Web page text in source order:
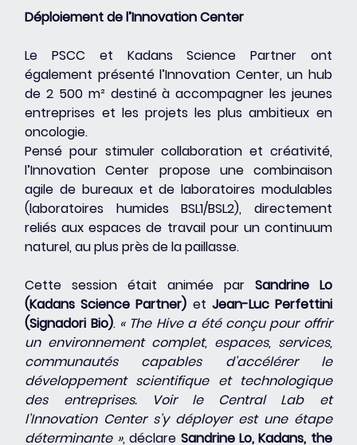
Déploiement de l’Innovation Center
Le PSCC et Kadans Science Partner ont
également présenté l’Innovation Center, un hub
de 2 500 m² destiné à accompagner les jeunes
entreprises et les projets les plus ambitieux en
oncologie.
Pensé pour stimuler collaboration et créativité,
l’Innovation Center propose une combinaison
agile de bureaux et de laboratoires modulables
(laboratoires humides BSL1/BSL2), directement
reliés aux espaces de travail pour un continuum
naturel, au plus près de la paillasse.
Cette session était animée par Sandrine Lo
(Kadans Science Partner) et Jean-Luc Perfettini
(Signadori Bio). « The Hive a été conçu pour offrir
un environnement complet, espaces, services,
communautés capables d’accélérer le
développement scientifique et technologique
des entreprises. Voir le Central Lab et
l’Innovation Center s’y déployer est une étape
déterminante », déclare Sandrine Lo, Kadans, the